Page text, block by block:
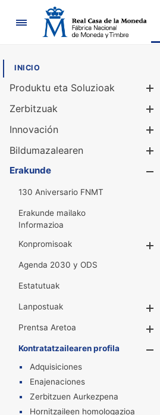
Nabigazioa
INICIO
Produktu eta Soluzioak
Zerbitzuak
Innovación
Bildumazalearen
Erakunde
130 Aniversario FNMT
Erakunde mailako
Informazioa
Konpromisoak
Agenda 2030 y ODS
Estatutuak
Lanpostuak
Prentsa Aretoa
Kontratatzailearen profila
Adquisiciones
Enajenaciones
Zerbitzuen Aurkezpena
Hornitzaileen homologazioa